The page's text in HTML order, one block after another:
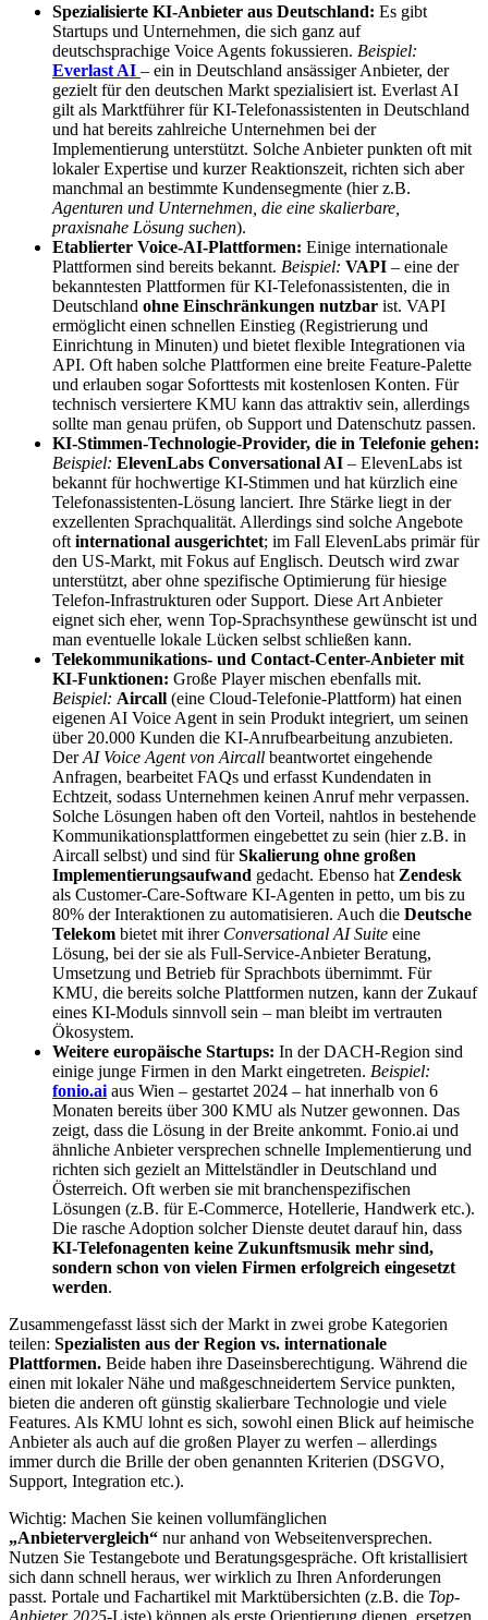
Spezialisierte KI-Anbieter aus Deutschland: Es gibt
Startups und Unternehmen, die sich ganz auf
deutschsprachige Voice Agents fokussieren. Beispiel:
Everlast AI – ein in Deutschland ansässiger Anbieter, der
gezielt für den deutschen Markt spezialisiert ist. Everlast AI
gilt als Marktführer für KI-Telefonassistenten in Deutschland
und hat bereits zahlreiche Unternehmen bei der
Implementierung unterstützt. Solche Anbieter punkten oft mit
lokaler Expertise und kurzer Reaktionszeit, richten sich aber
manchmal an bestimmte Kundensegmente (hier z.B.
Agenturen und Unternehmen, die eine skalierbare,
praxisnahe Lösung suchen).
Etablierter Voice-AI-Plattformen: Einige internationale
Plattformen sind bereits bekannt. Beispiel: VAPI – eine der
bekanntesten Plattformen für KI-Telefonassistenten, die in
Deutschland ohne Einschränkungen nutzbar ist. VAPI
ermöglicht einen schnellen Einstieg (Registrierung und
Einrichtung in Minuten) und bietet flexible Integrationen via
API. Oft haben solche Plattformen eine breite Feature-Palette
und erlauben sogar Soforttests mit kostenlosen Konten. Für
technisch versiertere KMU kann das attraktiv sein, allerdings
sollte man genau prüfen, ob Support und Datenschutz passen.
KI-Stimmen-Technologie-Provider, die in Telefonie gehen:
Beispiel: ElevenLabs Conversational AI – ElevenLabs ist
bekannt für hochwertige KI-Stimmen und hat kürzlich eine
Telefonassistenten-Lösung lanciert. Ihre Stärke liegt in der
exzellenten Sprachqualität. Allerdings sind solche Angebote
oft international ausgerichtet; im Fall ElevenLabs primär für
den US-Markt, mit Fokus auf Englisch. Deutsch wird zwar
unterstützt, aber ohne spezifische Optimierung für hiesige
Telefon-Infrastrukturen oder Support. Diese Art Anbieter
eignet sich eher, wenn Top-Sprachsynthese gewünscht ist und
man eventuelle lokale Lücken selbst schließen kann.
Telekommunikations- und Contact-Center-Anbieter mit
KI-Funktionen: Große Player mischen ebenfalls mit.
Beispiel: Aircall (eine Cloud-Telefonie-Plattform) hat einen
eigenen AI Voice Agent in sein Produkt integriert, um seinen
über 20.000 Kunden die KI-Anrufbearbeitung anzubieten.
DerAI Voice Agent von Aircall beantwortet eingehende
Anfragen, bearbeitet FAQs und erfasst Kundendaten in
Echtzeit, sodass Unternehmen keinen Anruf mehr verpassen.
Solche Lösungen haben oft den Vorteil, nahtlos in bestehende
Kommunikationsplattformen eingebettet zu sein (hier z.B. in
Aircall selbst) und sind fürSkalierung ohne großen
Implementierungsaufwand gedacht. Ebenso hat Zendesk
als Customer-Care-Software KI-Agenten in petto, um bis zu
80% der Interaktionen zu automatisieren. Auch die Deutsche
Telekom bietet mit ihrer Conversational AI Suite eine
Lösung, bei der sie als Full-Service-Anbieter Beratung,
Umsetzung und Betrieb für Sprachbots übernimmt. Für
KMU, die bereits solche Plattformen nutzen, kann der Zukauf
eines KI-Moduls sinnvoll sein – man bleibt im vertrauten
Ökosystem.
Weitere europäische Startups: In der DACH-Region sind
einige junge Firmen in den Markt eingetreten. Beispiel:
fonio.ai aus Wien – gestartet 2024 – hat innerhalb von 6
Monaten bereits über 300 KMU als Nutzer gewonnen. Das
zeigt, dass die Lösung in der Breite ankommt. Fonio.ai und
ähnliche Anbieter versprechen schnelle Implementierung und
richten sich gezielt an Mittelständler in Deutschland und
Österreich. Oft werben sie mit branchenspezifischen
Lösungen (z.B. für E-Commerce, Hotellerie, Handwerk etc.).
Die rasche Adoption solcher Dienste deutet darauf hin, dass
KI-Telefonagenten keine Zukunftsmusik mehr sind,
sondern schon von vielen Firmen erfolgreich eingesetzt
werden.
Zusammengefasst lässt sich der Markt in zwei grobe Kategorien
teilen: Spezialisten aus der Region vs. internationale
Plattformen. Beide haben ihre Daseinsberechtigung. Während die
einen mit lokaler Nähe und maßgeschneidertem Service punkten,
bieten die anderen oft günstig skalierbare Technologie und viele
Features. Als KMU lohnt es sich, sowohl einen Blick auf heimische
Anbieter als auch auf die großen Player zu werfen – allerdings
immer durch die Brille der oben genannten Kriterien (DSGVO,
Support, Integration etc.).
Wichtig: Machen Sie keinen vollumfänglichen
„Anbietervergleich“ nur anhand von Webseitenversprechen.
Nutzen Sie Testangebote und Beratungsgespräche. Oft kristallisiert
sich dann schnell heraus, wer wirklich zu Ihren Anforderungen
passt. Portale und Fachartikel mit Marktübersichten (z.B. die Top-
Anbieter 2025-Liste) können als erste Orientierung dienen, ersetzen